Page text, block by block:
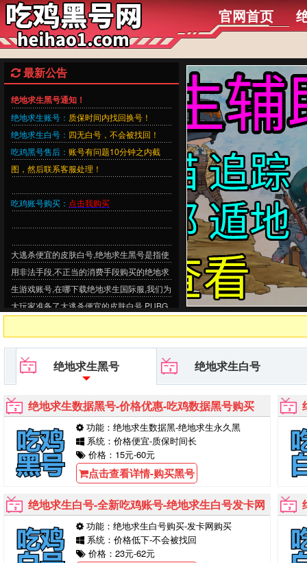
官网首页
最新公告
绝地求生黑号通知！
绝地求生账号： 质保时间内找回换号！
绝地求生白号： 四无白号，不会被找回！
吃鸡黑号售后： 账号有问题10分钟之内截
图，然后联系客服处理！
吃鸡账号购买： 点击我购买
大逃杀便宜的皮肤白号,绝地求生黑号是指使
用非法手段,不正当的消费手段购买的绝地求
生游戏账号,在哪下载绝地求生国际服,我们为
大玩家准备了大逃杀便宜的皮肤白号,PUBG
绝地求生黑号 绝地求生白号
绝地求生数据黑号-价格优惠-吃鸡数据黑号购买
功能：绝地求生数据黑-绝地求生永久黑
系统：价格便宜-质保时间长
价格：15元-60元
点击查看详情-购买黑号
绝地求生白号-全新吃鸡账号-绝地求生白号发卡网
功能：绝地求生白号购买-发卡网购买
系统：价格低下-不会被找回
价格：23元-62元